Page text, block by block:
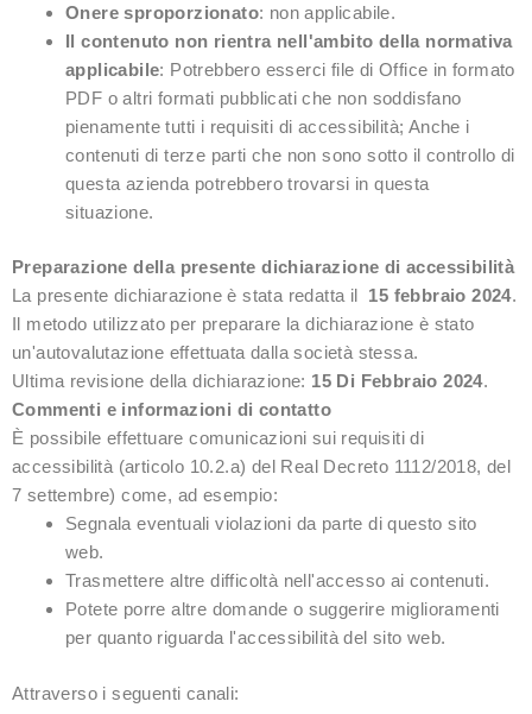
Onere sproporzionato: non applicabile.
Il contenuto non rientra nell'ambito della normativa
applicabile: Potrebbero esserci file di Office in formato
PDF o altri formati pubblicati che non soddisfano
pienamente tutti i requisiti di accessibilità; Anche i
contenuti di terze parti che non sono sotto il controllo di
questa azienda potrebbero trovarsi in questa
situazione.
Preparazione della presente dichiarazione di accessibilità
La presente dichiarazione è stata redatta il 15 febbraio 2024.
Il metodo utilizzato per preparare la dichiarazione è stato
un'autovalutazione effettuata dalla società stessa.
Ultima revisione della dichiarazione: 15 Di Febbraio 2024.
Commenti e informazioni di contatto
È possibile effettuare comunicazioni sui requisiti di
accessibilità (articolo 10.2.a) del Real Decreto 1112/2018, del
7 settembre) come, ad esempio:
Segnala eventuali violazioni da parte di questo sito
web.
Trasmettere altre difficoltà nell'accesso ai contenuti.
Potete porre altre domande o suggerire miglioramenti
per quanto riguarda l'accessibilità del sito web.
Attraverso i seguenti canali: